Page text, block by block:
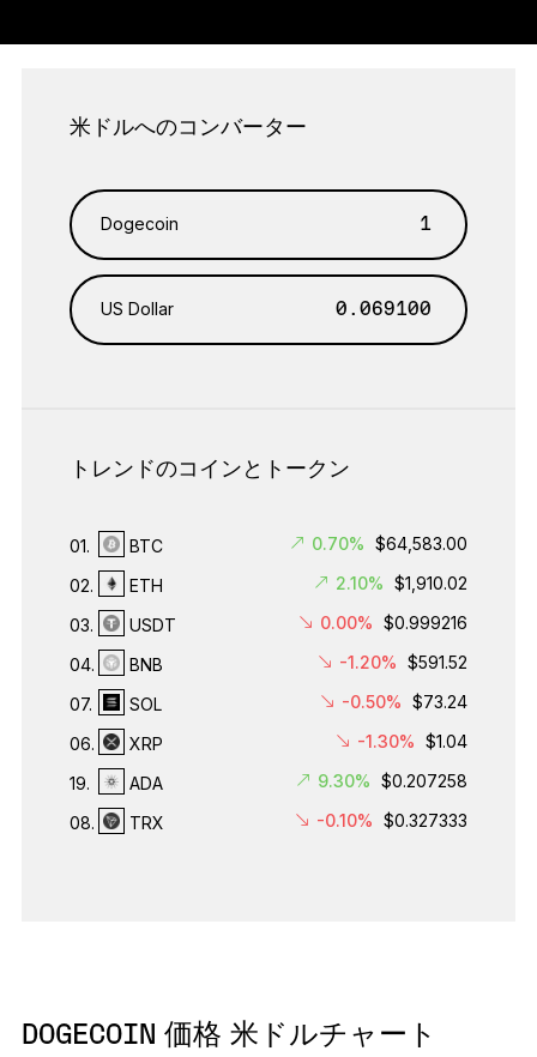
DOGECOIN 価格 米ドルチャート
米ドルへのコンバーター
Dogecoin
US Dollar
トレンドのコインとトークン
01. BTC 0.70% $64,583.00
02. ETH 2.10% $1,910.02
03. USDT 0.00% $0.999216
04. BNB -1.20% $591.52
07. SOL -0.50% $73.24
06. XRP -1.30% $1.04
19. ADA 9.30% $0.207258
08. TRX -0.10% $0.327333